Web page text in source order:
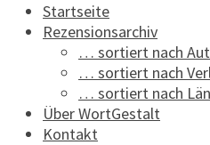
Startseite
Rezensionsarchiv
… sortiert nach
… sortiert nach
… sortiert nach
Über WortGestalt
Kontakt